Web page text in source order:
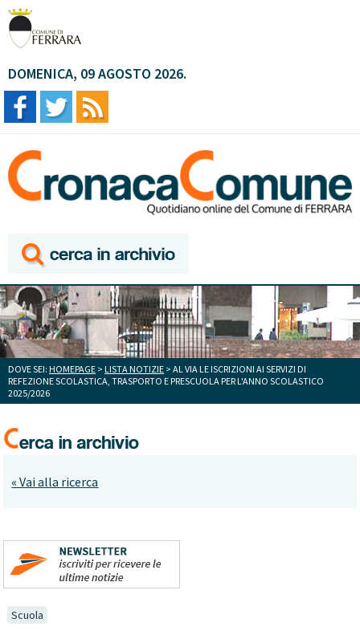
DOMENICA, 09 AGOSTO 2026.
DOVE SEI: HOMEPAGE > LISTA NOTIZIE > AL VIA LE ISCRIZIONI AI SERVIZI DI
REFEZIONE SCOLASTICA, TRASPORTO E PRESCUOLA PER L'ANNO SCOLASTICO
2025/2026
« Vai alla ricerca
Scuola